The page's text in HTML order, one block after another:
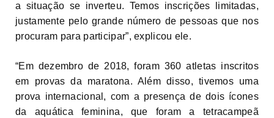
a situação se inverteu. Temos inscrições limitadas,
justamente pelo grande número de pessoas que nos
procuram para participar”, explicou ele.
“Em dezembro de 2018, foram 360 atletas inscritos
em provas da maratona. Além disso, tivemos uma
prova internacional, com a presença de dois ícones
da aquática feminina, que foram a tetracampeã